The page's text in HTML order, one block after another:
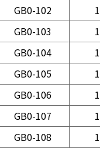
GB0-102
GB0-103
GB0-104
GB0-105
GB0-106
GB0-107
GB0-108